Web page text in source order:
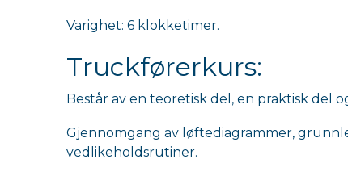
Varighet: 6 klokketimer.
Truckførerkurs:
Består av en teoretisk del, en praktisk del
Gjennomgang av løftediagrammer,
vedlikeholdsrutiner.